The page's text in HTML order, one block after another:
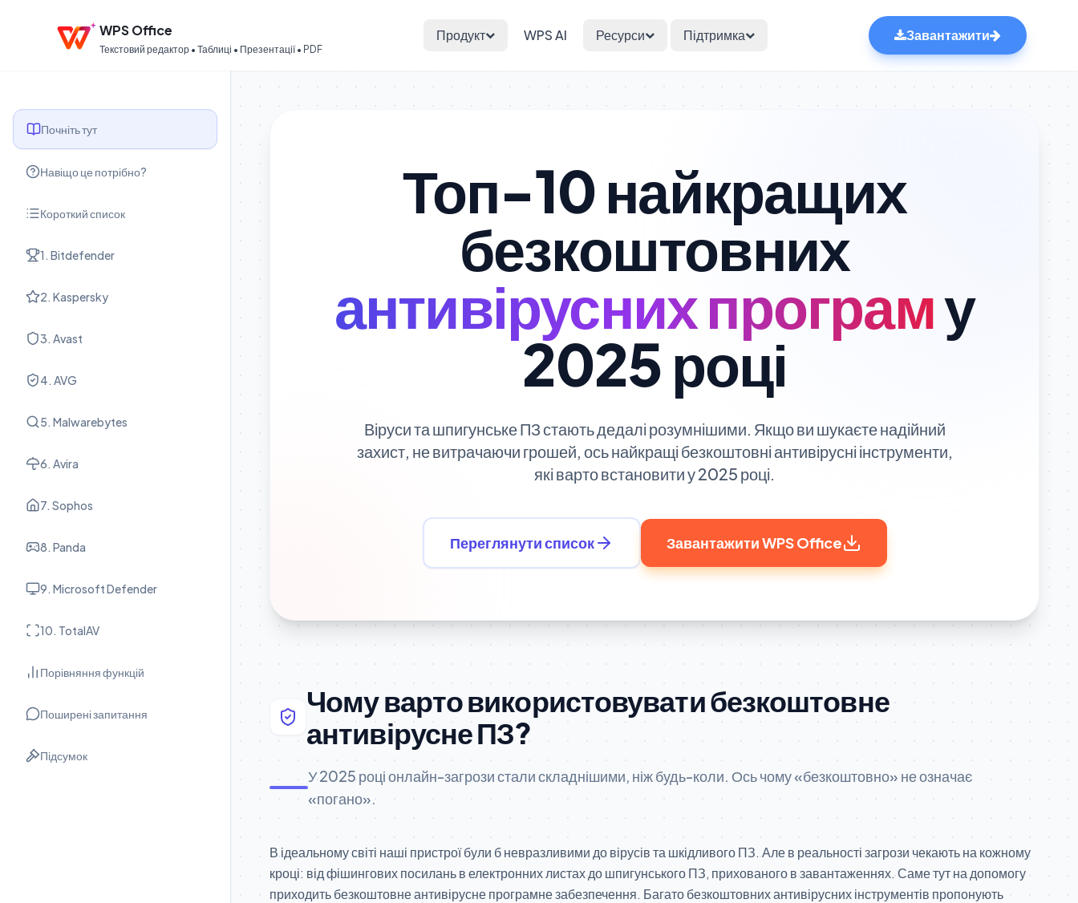
WPS Office
Текстовий редактор • Таблиці • Презентації • PDF
Продукт WPS AI Ресурси Підтримка Завантажити
Почніть тут
Навіщо це потрібно?
Короткий список
1. Bitdefender
2. Kaspersky
3. Avast
4. AVG
5. Malwarebytes
6. Avira
7. Sophos
8. Panda
9. Microsoft Defender
10. TotalAV
Порівняння функцій
Поширені запитання
Підсумок
Топ-10 найкращих
безкоштовних
антивірусних програму
2025 році
Віруси та шпигунське ПЗ стають дедалі розумнішими. Якщо ви шукаєте надійний
захист, не витрачаючи грошей, ось найкращі безкоштовні антивірусні інструменти,
які варто встановити у 2025 році.
Переглянути список Завантажити WPS Office
Чому варто використовувати безкоштовне
антивірусне ПЗ?
У 2025 році онлайн-загрози стали складнішими, ніж будь-коли. Ось чому «безкоштовно» не означає
«погано».
В ідеальному світі наші пристрої були б невразливими до вірусів та шкідливого ПЗ. Але в реальності загрози чекають на кожному
кроці: від фішингових посилань в електронних листах до шпигунського ПЗ, прихованого в завантаженнях. Саме тут на допомогу
приходить безкоштовне антивірусне програмне забезпечення. Багато безкоштовних антивірусних інструментів пропонують